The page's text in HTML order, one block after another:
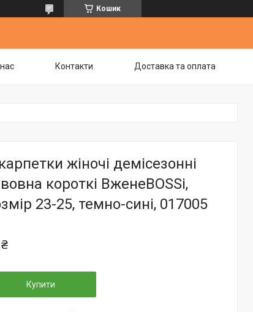
Кошик
Контакти Доставка та оплата
жіночі демісезонні
короткі ВженеBOSSі,
23-25, темно-сині, 017005
Купити